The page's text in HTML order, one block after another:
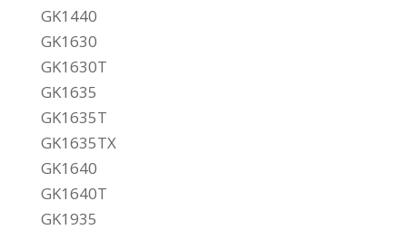
GK1440
GK1630
GK1630T
GK1635
GK1635T
GK1635TX
GK1640
GK1640T
GK1935